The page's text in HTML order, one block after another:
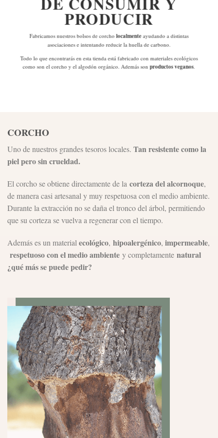
PRODUCIR
Fabricamos nuestros bolsos de corcho localmenteayudando a distintas
asociaciones e intentando reducir la huella de carbono.
Todo lo que encontrarás en esta tienda está fabricado con materiales ecológicos
como son el corcho y el algodón orgánico. Además sonproductos veganos.
CORCHO
Uno de nuestros grandes tesoros locales. Tan resistente como la
piel pero sin crueldad.
El corcho se obtiene directamente de la corteza del alcornoque,
de manera casi artesanal y muy respetuosa con el medio ambiente.
Durante la extracción no se daña el tronco del árbol, permitiendo
que su corteza se vuelva a regenerar con el tiempo.
Además es un material ecológico, hipoalergénico, impermeable,
respetuoso con el medio ambiente y completamente natural
¿qué más se puede pedir?